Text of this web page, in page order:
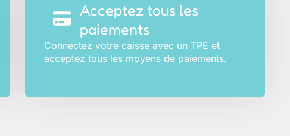
Acceptez tous les
paiements
Connectez votre caisse avec un TPE et
acceptez tous les moyens de paiements.